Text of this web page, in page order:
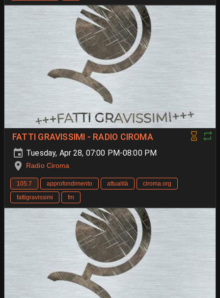
FATTI GRAVISSIMI - RADIO CIROMA
Tuesday, Apr 28, 07:00 PM-08:00 PM
Radio Ciroma
105.7 approfondimento attualità
ciroma.org
fattigravissimi
fm